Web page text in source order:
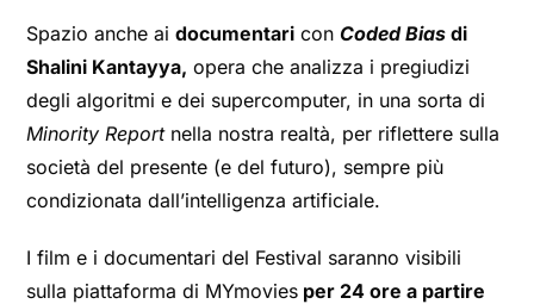
Spazio anche aidocumentari con Coded Biasdi
Shalini Kantayya, opera che analizza i pregiudizi
degli algoritmi e dei supercomputer, in una sorta di
Minority Report nella nostra realtà, per riflettere sulla
società del presente (e del futuro), sempre più
condizionata dall’intelligenza artificiale.
I film e i documentari del Festival saranno visibili
sulla piattaforma di MYmovies per 24 ore a partire